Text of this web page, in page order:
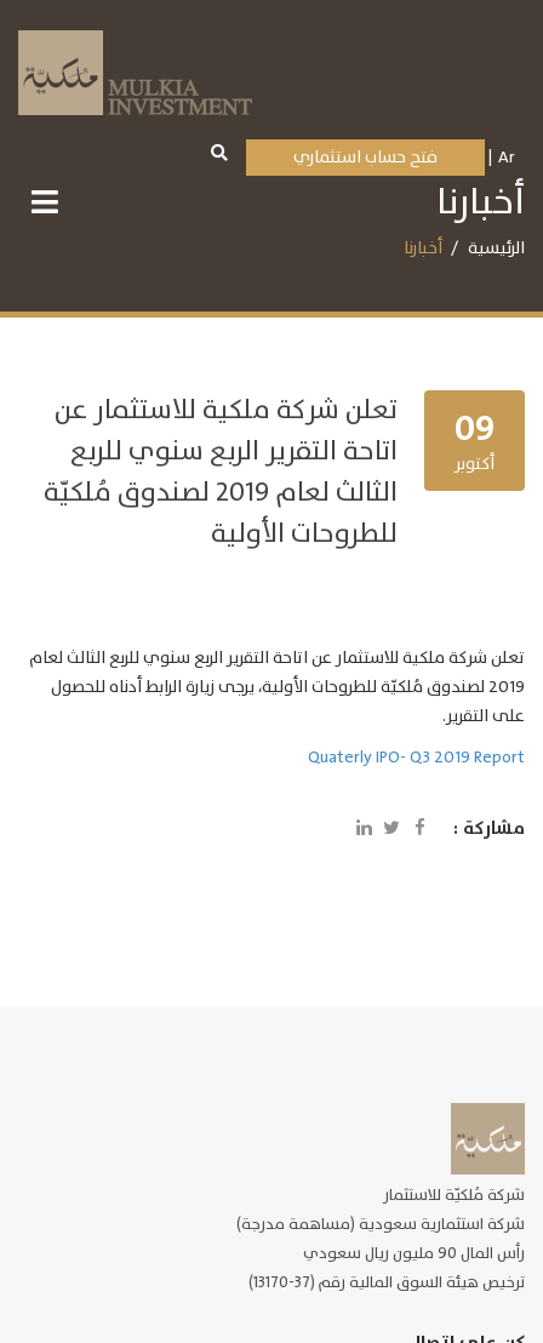
Ar فتح حساب استثماري
أخبارنا
الرئيسية أخبارنا
09
أكتوبر
تعلن شركة ملكية للاستثمار عن
اتاحة التقرير الربع سنوي للربع
الثالث لعام 2019 لصندوق مُلكيّة
للطروحات الأولية
تعلن شركة ملكية للاستثمار عن اتاحة التقرير الربع سنوي للربع الثالث لعام
2019 لصندوق مُلكيّة للطروحات الأولية، يرجى زيارة الرابط أدناه للحصول
على التقرير.
Quaterly IPO- Q3 2019 Report
مشاركة :
شركة مُلكيّة للاستثمار
شركة استثمارية سعودية (مساهمة مدرجة)
رأس المال 90 مليون ريال سعودي
ترخيص هيئة السوق المالية رقم (37-13170)